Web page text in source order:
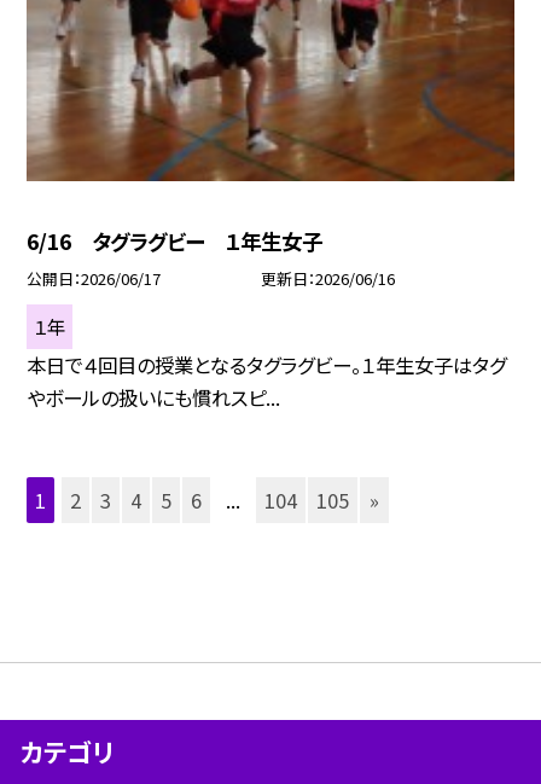
6/16 タグラグビー １年生女子
公開日 2026/06/17 更新日 2026/06/16
１年
本日で４回目の授業となるタグラグビー。１年生女子はタグ
やボールの扱いにも慣れスピ...
1 2 3 4 5 6 ... 104 105 »
カテゴリ